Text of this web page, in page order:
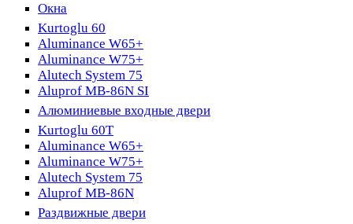
Окна
Kurtoglu 60
Aluminance W65+
Aluminance W75+
Alutech System 75
Aluprof MB-86N SI
Алюминиевые входные двери
Kurtoglu 60T
Aluminance W65+
Aluminance W75+
Alutech System 75
Aluprof MB-86N
Раздвижные двери